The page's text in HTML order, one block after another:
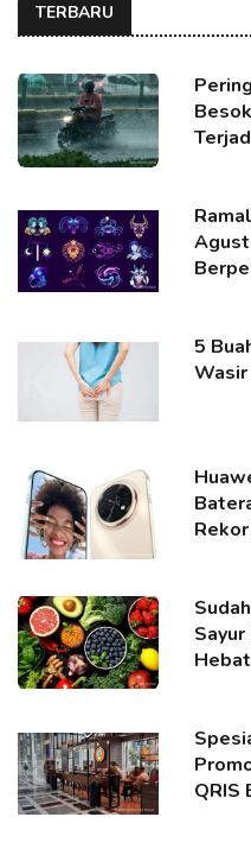
TERBARU
5
Wasir
Sayur
QRIS